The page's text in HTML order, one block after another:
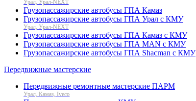
Урал, Урал-NEXT
Грузопассажирские автобусы ГПА Камаз
Грузопассажирские автобусы ГПА Урал с КМУ
Урал, Урал-NEXT
Грузопассажирские автобусы ГПА Камаз с КМУ
Грузопассажирские автобусы ГПА MAN с КМУ
Грузопассажирские автобусы ГПА Shacman с КМУ
Передвижные мастерские
Передвижные ремонтные мастерские ПАРМ
Урал, Камаз, Iveco